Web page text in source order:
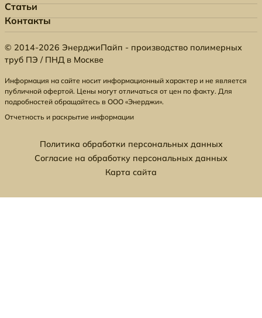
Статьи
Контакты
© 2014-2026 ЭнерджиПайп - производство полимерных
труб ПЭ / ПНД в Москве
Информация на сайте носит информационный характер и не является
публичной офертой. Цены могут отличаться от цен по факту. Для
подробностей обращайтесь в ООО «Энерджи».
Отчетность и раскрытие информации
Политика обработки персональных данных
Согласие на обработку персональных данных
Карта сайта